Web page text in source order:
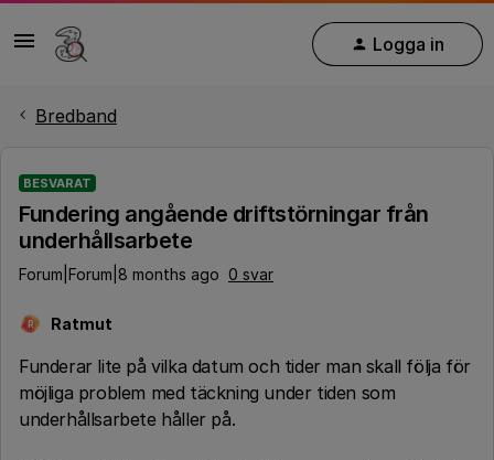
Logga in
Bredband
BESVARAT
Fundering angående driftstörningar från
underhållsarbete
Forum|Forum|8 months ago 0 svar
R Ratmut
Funderar lite på vilka datum och tider man skall följa för
möjliga problem med täckning under tiden som
underhållsarbete håller på.